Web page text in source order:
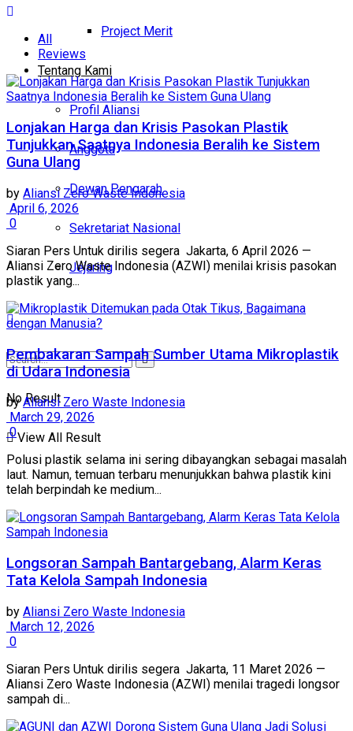
Project Merit
Tentang Kami
Profil Aliansi
Anggota
Dewan Pengarah
Sekretariat Nasional
Jejaring
No Result
View All Result
All
Reviews
Lonjakan Harga dan Krisis Pasokan Plastik
Tunjukkan Saatnya Indonesia Beralih ke Sistem
Guna Ulang
by Aliansi Zero Waste Indonesia
April 6, 2026
0
Siaran Pers Untuk dirilis segera Jakarta, 6 April 2026 —
Aliansi Zero Waste Indonesia (AZWI) menilai krisis pasokan
plastik yang...
Pembakaran Sampah Sumber Utama Mikroplastik
di Udara Indonesia
by Aliansi Zero Waste Indonesia
March 29, 2026
0
Polusi plastik selama ini sering dibayangkan sebagai masalah
laut. Namun, temuan terbaru menunjukkan bahwa plastik kini
telah berpindah ke medium...
Longsoran Sampah Bantargebang, Alarm Keras
Tata Kelola Sampah Indonesia
by Aliansi Zero Waste Indonesia
March 12, 2026
0
Siaran Pers Untuk dirilis segera Jakarta, 11 Maret 2026 —
Aliansi Zero Waste Indonesia (AZWI) menilai tragedi longsor
sampah di...